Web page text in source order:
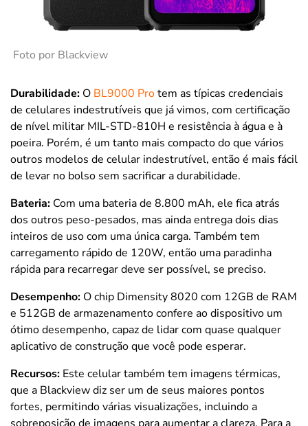
Foto por Blackview
Durabilidade: O BL9000 Protem as típicas credenciais
de celulares indestrutíveis que já vimos, com certificação
de nível militar MIL-STD-810H e resistência à água e à
poeira. Porém, é um tanto mais compacto do que vários
outros modelos de celular indestrutível, então é mais fácil
de levar no bolso sem sacrificar a durabilidade.
Bateria: Com uma bateria de 8.800 mAh, ele fica atrás
dos outros peso-pesados, mas ainda entrega dois dias
inteiros de uso com uma única carga. Também tem
carregamento rápido de 120W, então uma paradinha
rápida para recarregar deve ser possível, se preciso.
Desempenho: O chip Dimensity 8020 com 12GB de RAM
e 512GB de armazenamento confere ao dispositivo um
ótimo desempenho, capaz de lidar com quase qualquer
aplicativo de construção que você pode esperar.
Recursos: Este celular também tem imagens térmicas,
que a Blackview diz ser um de seus maiores pontos
fortes, permitindo várias visualizações, incluindo a